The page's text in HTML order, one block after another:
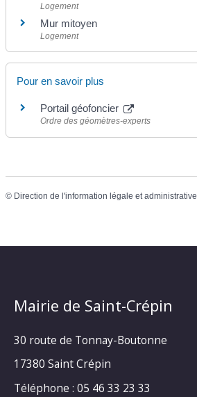
Logement
Mur mitoyen
Logement
Pour en savoir plus
Portail géofoncier
Ordre des géomètres-experts
© Direction de l'information légale et administrative
Mairie de Saint-Crépin
30 route de Tonnay-Boutonne
17380 Saint Crépin
Téléphone : 05 46 33 23 33